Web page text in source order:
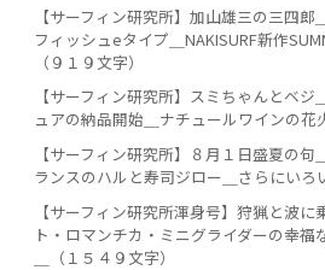
【サーフィン研究所】加山雄三の三四郎
フィッシュeタイプ＿NAKISURF新作
（９１９文字）
【サーフィン研究所】スミちゃんとベ
ュアの納品開始＿ナチュールワインの花
【サーフィン研究所】８月１日盛夏の
ランスのハルと寿司ジロー＿さらにいろ
【サーフィン研究所渾身号】狩猟と波
ト・ロマンチカ・ミニグライダーの幸福
＿（１５４９文字）